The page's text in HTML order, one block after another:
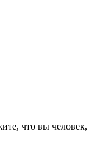
что вы человек,